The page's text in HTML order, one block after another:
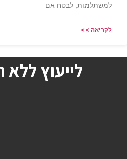
למשתלמות, לבטח אם
לקריאה >>
לייעוץ